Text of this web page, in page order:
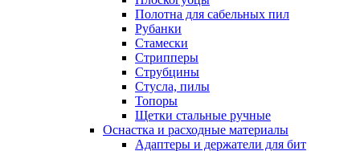
Полотна для сабельных пил
Рубанки
Стамески
Стрипперы
Струбцины
Стусла, пилы
Топоры
Щетки стальные ручные
Оснастка и расходные материалы
Адаптеры и держатели для бит